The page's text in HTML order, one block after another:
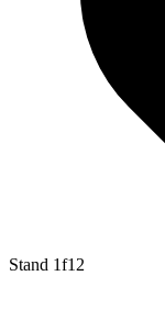
Stand 1f12